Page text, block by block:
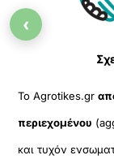
Το Agrotikes.gr
περιεχομένου
και τυχόν
‹